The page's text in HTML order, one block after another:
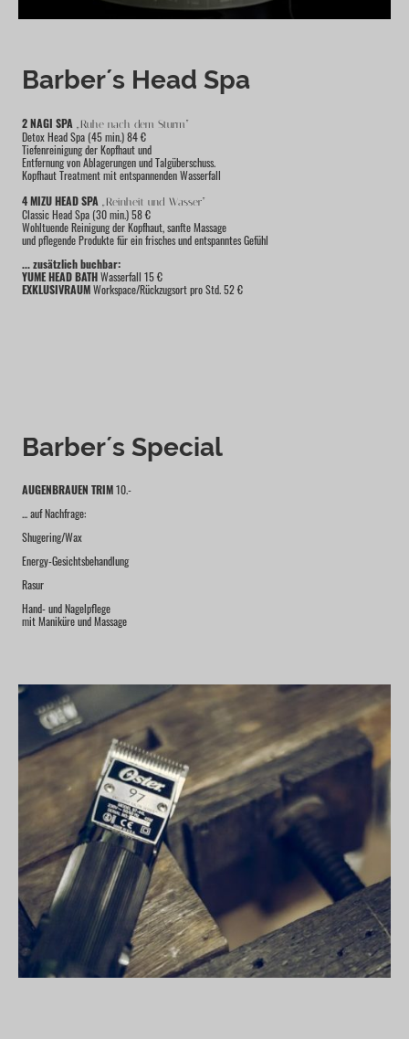
Barber´s Head Spa
2 NAGI SPA „Ruhe nach dem Sturm“
Detox Head Spa (45 min.) 84 €
Tiefenreinigung der Kopfhaut und
Entfernung von Ablagerungen und Talgüberschuss.
Kopfhaut Treatment mit entspannenden Wasserfall
4 MIZU HEAD SPA
„Reinheit und Wasser“
Classic Head Spa (30 min.) 58 €
Wohltuende Reinigung der Kopfhaut, sanfte Massage
und pflegende Produkte für ein frisches und entspanntes Gefühl
... zusätzlich buchbar:
YUME HEAD BATHWasserfall 15 €
EXKLUSIVRAUMWorkspace/Rückzugsort pro Std. 52 €
Barber´s Special
AUGENBRAUEN TRIM10.-
... auf Nachfrage:
Shugering/Wax
Energy-Gesichtsbehandlung
Rasur
Hand- und Nagelpflege
mit Maniküre und Massage